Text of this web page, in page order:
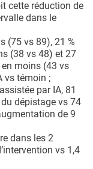
cette réduction de
dans le
(75 vs 89), 21 %
(38 vs 48) et 27
moins (43 vs
vs témoin ;
par IA, 81
dépistage vs 74
de 9
dans les 2
vs 1,4